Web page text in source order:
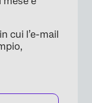
cui l’e-mail